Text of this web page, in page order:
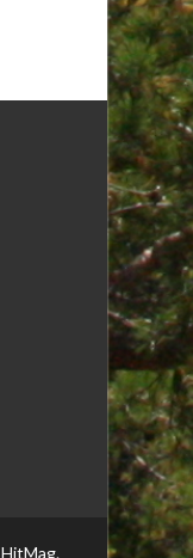
HitMag.